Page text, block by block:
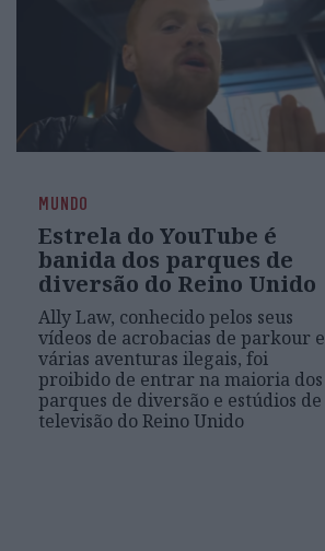
MUNDO
Estrela do YouTube é
banida dos parques de
diversão do Reino Unido
Ally Law, conhecido pelos seus
vídeos de acrobacias de parkour e
várias aventuras ilegais, foi
proibido de entrar na maioria dos
parques de diversão e estúdios de
televisão do Reino Unido